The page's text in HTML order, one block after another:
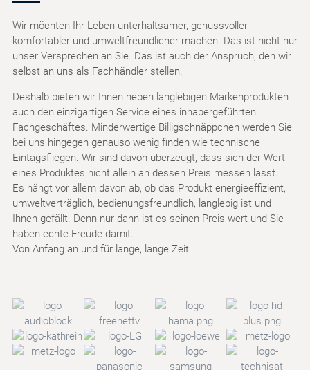
Wir möchten Ihr Leben unterhaltsamer, genussvoller,
komfortabler und umweltfreundlicher machen. Das ist nicht nur
unser Versprechen an Sie. Das ist auch der Anspruch, den wir
selbst an uns als Fachhändler stellen.
Deshalb bieten wir Ihnen neben langlebigen Markenprodukten
auch den einzigartigen Service eines inhabergeführten
Fachgeschäftes. Minderwertige Billigschnäppchen werden Sie
bei uns hingegen genauso wenig finden wie technische
Eintagsfliegen. Wir sind davon überzeugt, dass sich der Wert
eines Produktes nicht allein an dessen Preis messen lässt.
Es hängt vor allem davon ab, ob das Produkt energieeffizient,
umweltverträglich, bedienungsfreundlich, langlebig ist und
Ihnen gefällt. Denn nur dann ist es seinen Preis wert und Sie
haben echte Freude damit.
Von Anfang an und für lange, lange Zeit.